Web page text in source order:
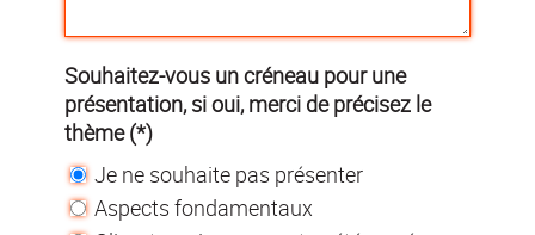
Souhaitez-vous un créneau pour une
présentation, si oui, merci de précisez le
thème (*)
Je ne souhaite pas présenter
Aspects fondamentaux